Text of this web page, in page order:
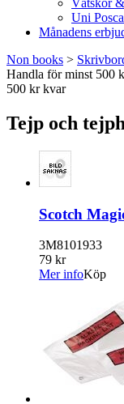
Vätskor
Uni
Månadens
Non books >
Handla för minst 500
500 kr kvar
Tejp och
Scotch
3M8101933
79 kr
Mer infoKöp